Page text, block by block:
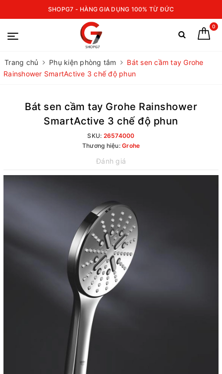
SHOPG7 - HÀNG GIA DỤNG 100% TỪ ĐỨC
0
Trang chủ Phụ kiện phòng tắm
Bát sen cầm tay Grohe
Rainshower SmartActive 3 chế độ phun
Bát sen cầm tay Grohe Rainshower
SmartActive 3 chế độ phun
SKU: 26574000
Thương hiệu: Grohe
Đánh giá